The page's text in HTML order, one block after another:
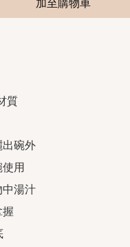
加至購物車
質
出碗外
用
湯汁